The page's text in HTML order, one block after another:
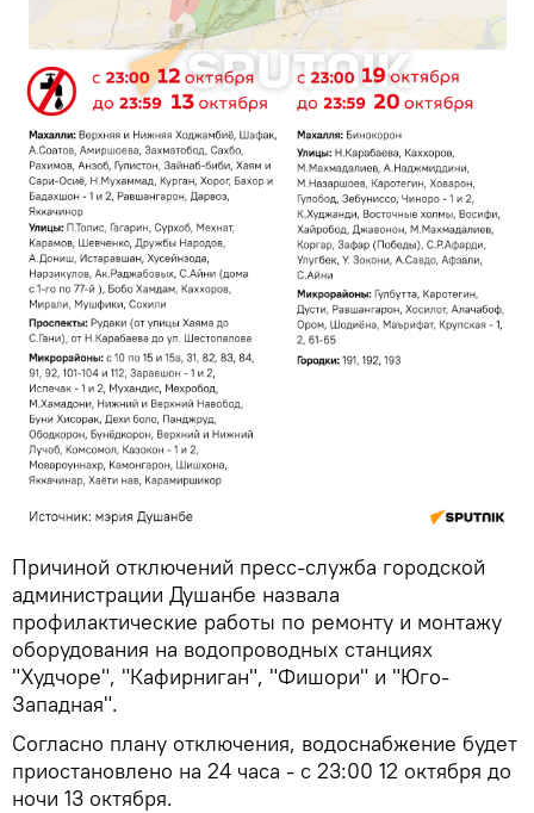
Причиной отключений пресс-служба городской
администрации Душанбе назвала
профилактические работы по ремонту и монтажу
оборудования на водопроводных станциях
"Худчоре", "Кафирниган", "Фишори" и "Юго-
Западная".
Согласно плану отключения, водоснабжение будет
приостановлено на 24 часа - с 23:00 12 октября до
ночи 13 октября.